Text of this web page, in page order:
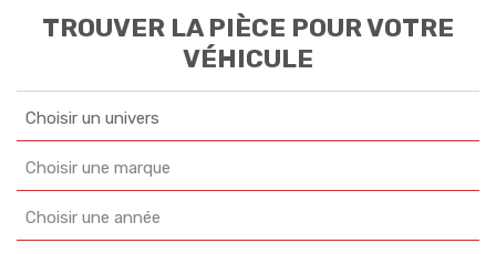
TROUVER LA PIÈCE POUR VOTRE
VÉHICULE
Choisir un univers
Choisir une marque
Choisir une année